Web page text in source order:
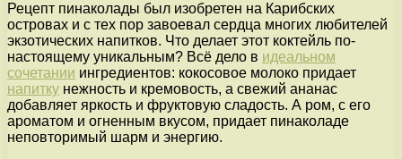
Рецепт пинаколады был изобретен на Карибских
островах и с тех пор завоевал сердца многих любителей
экзотических напитков. Что делает этот коктейль по-
настоящему уникальным? Всё дело в идеальном
сочетании ингредиентов: кокосовое молоко придает
напитку нежность и кремовость, а свежий ананас
добавляет яркость и фруктовую сладость. А ром, с его
ароматом и огненным вкусом, придает пинаколаде
неповторимый шарм и энергию.